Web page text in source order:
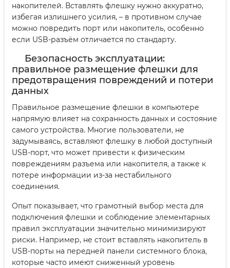
накопителей. Вставлять флешку нужно аккуратно,
избегая излишнего усилия, – в противном случае
можно повредить порт или накопитель, особенно
если USB-разъём отличается по стандарту.
Безопасность эксплуатации:
правильное размещение флешки для
предотвращения повреждений и потери
данных
Правильное размещение флешки в компьютере
напрямую влияет на сохранность данных и состояние
самого устройства. Многие пользователи, не
задумываясь, вставляют флешку в любой доступный
USB-порт, что может привести к физическим
повреждениям разъема или накопителя, а также к
потере информации из-за нестабильного
соединения.
Опыт показывает, что грамотный выбор места для
подключения флешки и соблюдение элементарных
правил эксплуатации значительно минимизируют
риски. Например, не стоит вставлять накопитель в
USB-порты на передней панели системного блока,
которые часто имеют сниженный уровень